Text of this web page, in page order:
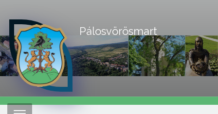
Pálosvörösmart